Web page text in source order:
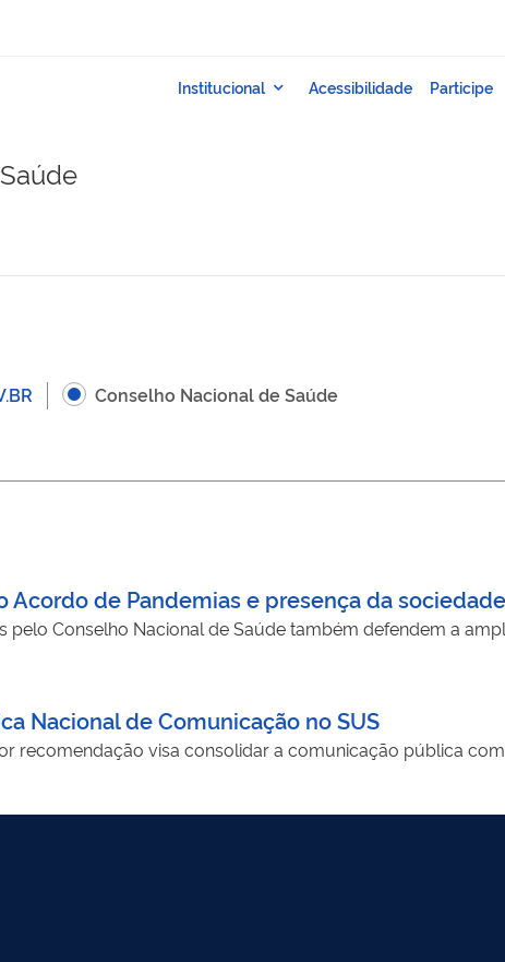
Conselho Nacional de Saúde
Acordo de Pandemias e presença da
pelo Conselho Nacional de Saúde também defendem a
Nacional de Comunicação no SUS
recomendação visa consolidar a comunicação pública